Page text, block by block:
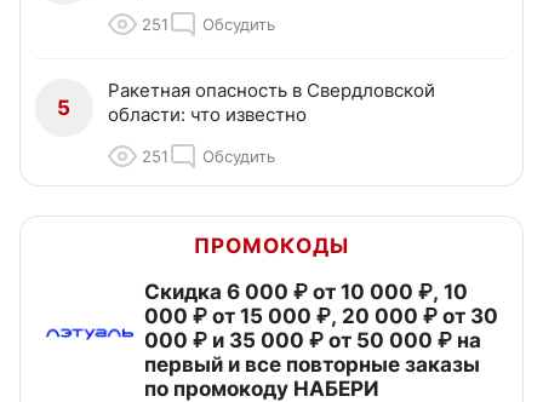
251 Обсудить
5
Ракетная опасность в Свердловской
области: что известно
251 Обсудить
ПРОМОКОДЫ
Скидка 6 000 ₽ от 10 000 ₽, 10
000 ₽ от 15 000 ₽, 20 000 ₽ от 30
000 ₽ и 35 000 ₽ от 50 000 ₽ на
первый и все повторные заказы
по промокоду НАБЕРИ